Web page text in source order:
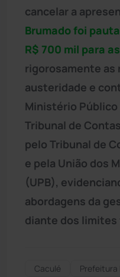
cancelar a
Brumado foi
R$ 700 mil para
rigorosamente as
austeridade e
Ministério Público
Tribunal de
pelo Tribunal de
e pela União dos
(UPB),
abordagens da
diante dos limites
Caculé
Prefeitura